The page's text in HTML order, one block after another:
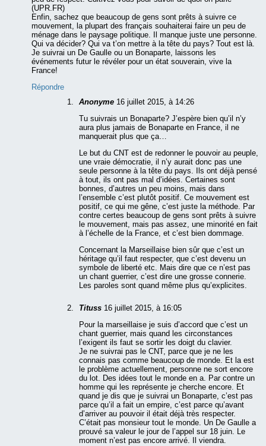
(UPR.FR)
Enfin, sachez que beaucoup de gens sont prêts à suivre ce
mouvement, la plupart des français souhaiterai faire un peu de
ménage dans le paysage politique. Il manque juste une personne.
Qui va décider? Qui va t’on mettre à la tête du pays? Tout est là.
Je suivrai un De Gaulle ou un Bonaparte, laissons les
événements futur le révéler pour un état souverain, vive la
France!
Répondre
Anonyme 16 juillet 2015, à 14:26
Tu suivrais un Bonaparte? J’espère bien qu’il n’y
aura plus jamais de Bonaparte en France, il ne
manquerait plus que ça…
Le but du CNT est de redonner le pouvoir au peuple,
une vraie démocratie, il n’y aurait donc pas une
seule personne à la tête du pays. Ils ont déjà pensé
à tout, ils ont pas mal d’idées. Certaines sont
bonnes, d’autres un peu moins, mais dans
l’ensemble c’est plutôt positif. Ce mouvement est
positif, ce qui me gêne, c’est juste la méthode. Par
contre certes beaucoup de gens sont prêts à suivre
le mouvement, mais pas assez, une minorité en fait
à l’échelle de la France, et c’est bien dommage.
Concernant la Marseillaise bien sûr que c’est un
héritage qu’il faut respecter, que c’est devenu un
symbole de liberté etc. Mais dire que ce n’est pas
un chant guerrier, c’est dire une grosse connerie.
Les paroles sont quand même plus qu’explicites.
Tituss 16 juillet 2015, à 16:05
Pour la marseillaise je suis d’accord que c’est un
chant guerrier, mais quand les circonstances
l’exigent ils faut se sortir les doigt du clavier.
Je ne suivrai pas le CNT, parce que je ne les
connais pas comme beaucoup de monde. Et la est
le problème actuellement, personne ne sort encore
du lot. Des idées tout le monde en a. Par contre un
homme qui les représente je cherche encore. Et
quand je dis que je suivrai un Bonaparte, c’est pas
parce qu’il a fait un empire, c’est parce qu’avant
d’arriver au pouvoir il était déjà très respecter.
C’était pas monsieur tout le monde. Un De Gaulle a
prouvé sa valeur le jour de l’appel sur 18 juin. Le
moment n’est pas encore arrivé. Il viendra.